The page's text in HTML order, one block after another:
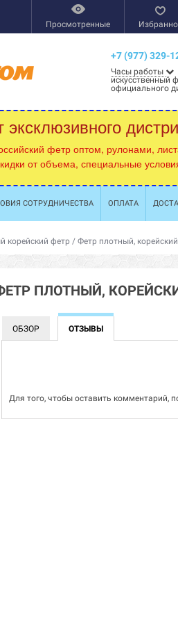
Просмотренные
+7 (977) 329-
Часы работы
искусственный
официального
фетр оптом, рулонами,
от объема, специальные
СОТРУДНИЧЕСТВА ОПЛАТА
корейский фетр / Фетр плотный,
ПЛОТНЫЙ,
ОБЗОР ОТЗЫВЫ
Для того, чтобы оставить комментарий,